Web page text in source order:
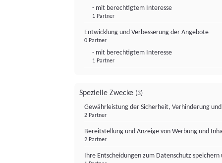
- mit berechtigtem Interesse
1 Partner
Entwicklung und Verbesserung der Angebote
0 Partner
- mit berechtigtem Interesse
1 Partner
Spezielle Zwecke (3)
Gewährleistung der Sicherheit, Verhinderung
2 Partner
Bereitstellung und Anzeige von Werbung und
2 Partner
Ihre Entscheidungen zum Datenschutz